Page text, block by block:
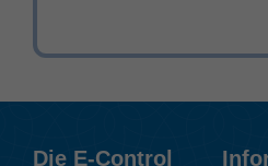
Die E-Control